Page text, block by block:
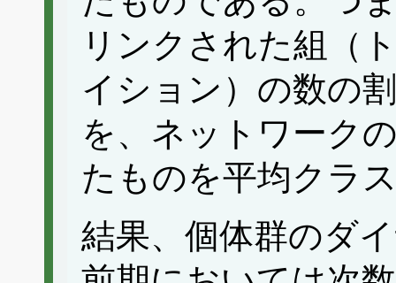
リンクされた組（
イション）の数の
を、ネットワーク
たものを平均クラ
結果、個体群のダ